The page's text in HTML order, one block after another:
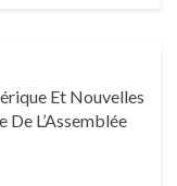
Et Nouvelles
L’Assemblée